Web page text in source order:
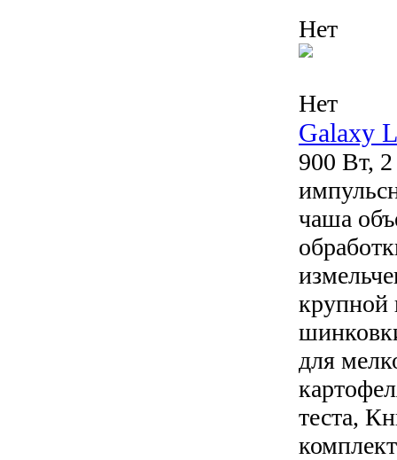
Нет
Нет
Galaxy
900 Вт,
чаша
крупной
для
теста,